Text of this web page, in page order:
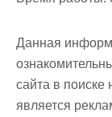
Данная
сайта в
является